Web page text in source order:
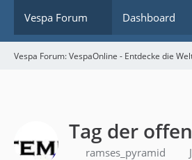
Vespa Forum Dashboard
Vespa Forum: VespaOnline - Entdecke die
Tag der
ramses_pyramid